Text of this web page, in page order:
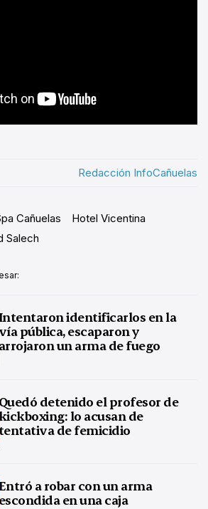
Redacción InfoCañuelas
Cañuelas
Hotel Vicentina
Salech
identificarlos en la
vía pública, escaparon y
arrojaron un arma de fuego
Quedó detenido el profesor de
kickboxing: lo acusan de
tentativa de femicidio
a robar con un arma
en una caja